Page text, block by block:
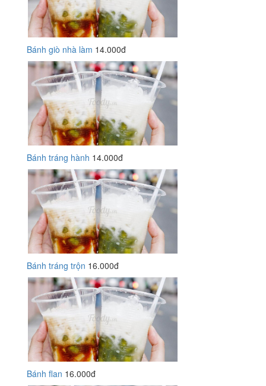
Bánh giò nhà làm 14.000đ
Bánh tráng hành 14.000đ
Bánh tráng trộn 16.000đ
Bánh flan 16.000đ